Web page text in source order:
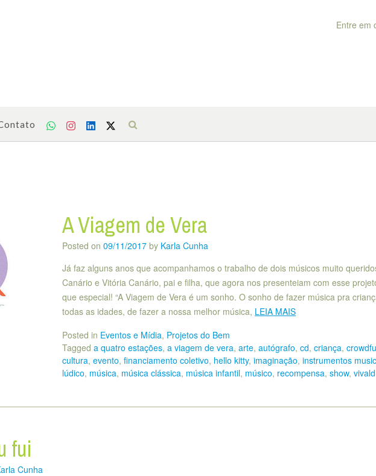
Entre em
A Viagem de Vera
Posted on 09/11/2017by Karla Cunha
Já faz alguns anos que acompanhamos o trabalho de dois músicos muito
Canário e Vitória Canário, pai e filha, que agora nos presenteiam com esse
que especial! “A Viagem de Vera é um sonho. O sonho de fazer música pra
todas as idades, de fazer a nossa melhor música, LEIA MAIS
Posted in Eventos e Mídia, Projetos do Bem
Tagged a quatro estações, a viagem de vera, arte, autógrafo, cd, criança,
cultura, evento, financiamento coletivo, hello kitty, imaginação, instrumentos
lúdico, música, música clássica, música infantil, músico, recompensa, show,
fui
Cunha